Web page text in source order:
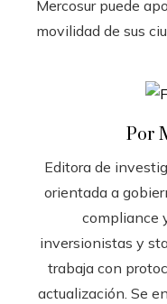
Mercosur puede
movilidad de sus
Por
Editora de
orientada a
compliance
inversionistas y
trabaja con
actualización. Se